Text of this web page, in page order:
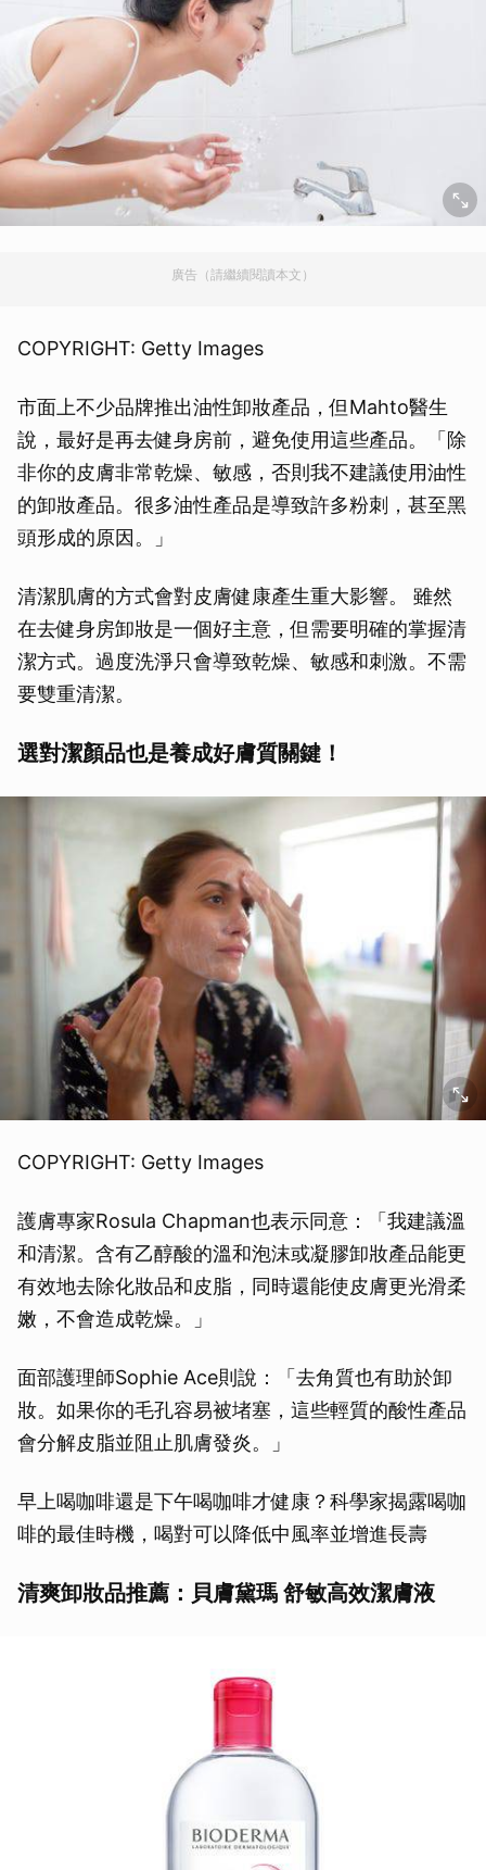
廣告（請繼續閱讀本文）
COPYRIGHT: Getty Images
市面上不少品牌推出油性卸妝產品，但Mahto醫生
說，最好是再去健身房前，避免使用這些產品。「除
非你的皮膚非常乾燥、敏感，否則我不建議使用油性
的卸妝產品。很多油性產品是導致許多粉刺，甚至黑
頭形成的原因。」
清潔肌膚的方式會對皮膚健康產生重大影響。 雖然
在去健身房卸妝是一個好主意，但需要明確的掌握清
潔方式。過度洗淨只會導致乾燥、敏感和刺激。不需
要雙重清潔。
選對潔顏品也是養成好膚質關鍵！
COPYRIGHT: Getty Images
護膚專家Rosula Chapman也表示同意：「我建議溫
和清潔。含有乙醇酸的溫和泡沫或凝膠卸妝產品能更
有效地去除化妝品和皮脂，同時還能使皮膚更光滑柔
嫩，不會造成乾燥。」
面部護理師Sophie Ace則說：「去角質也有助於卸
妝。如果你的毛孔容易被堵塞，這些輕質的酸性產品
會分解皮脂並阻止肌膚發炎。」
早上喝咖啡還是下午喝咖啡才健康？科學家揭露喝咖
啡的最佳時機，喝對可以降低中風率並增進長壽
清爽卸妝品推薦：貝膚黛瑪 舒敏高效潔膚液